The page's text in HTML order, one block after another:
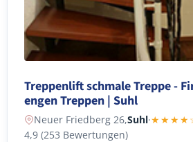
Treppenlift schmale Treppe -
engen Treppen | Suhl
Neuer Friedberg 26,Suhl·
4,9 (253 Bewertungen)